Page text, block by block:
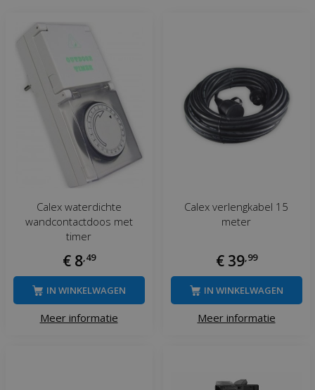
Calex waterdichte
wandcontactdoos met
timer
€ 8,49
Meer informatie
IN WINKELWAGEN
Calex verlengkabel 15
meter
€ 39,99
Meer informatie
IN WINKELWAGEN